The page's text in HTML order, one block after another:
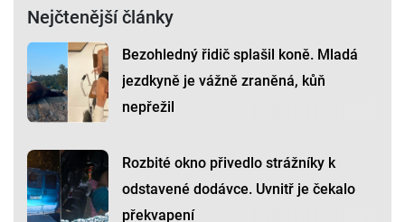
Nejčtenější články
Bezohledný řidič splašil koně. Mladá
jezdkyně je vážně zraněná, kůň
nepřežil
Rozbité okno přivedlo strážníky k
odstavené dodávce. Uvnitř je čekalo
překvapení